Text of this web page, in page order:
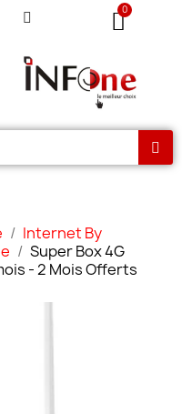
Internet By
Super Box 4G
- 2 Mois Offerts